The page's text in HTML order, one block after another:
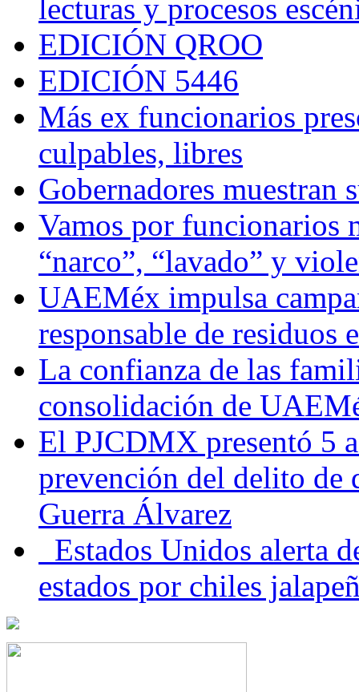
lecturas y procesos
EDICIÓN QROO
EDICIÓN 5446
Más ex funcionarios
culpables, libres
Gobernadores muestran
Vamos por funcionarios
“narco”, “lavado” y
UAEMéx impulsa
responsable de residuos
La confianza de las
consolidación de
El PJCDMX presentó 5
prevención del delito de
Guerra Álvarez
Estados Unidos alerta
estados por chiles